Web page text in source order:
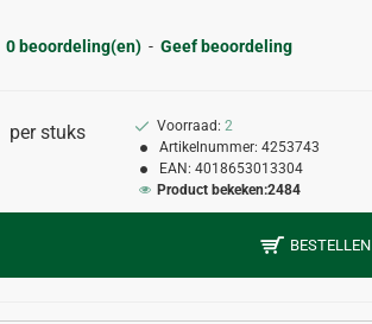
0 beoordeling(en) - Geef beoordeling
per stuks Voorraad: 2
Artikelnummer: 4253743
EAN: 4018653013304
Product bekeken:2484
BESTELLEN